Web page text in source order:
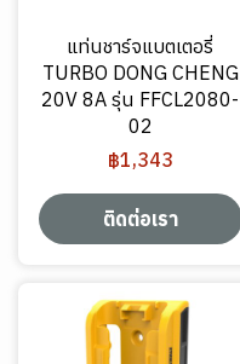
แท่นชาร์จแบตเตอรี่
TURBO DONG CHENG
20V 8A รุ่น FFCL2080-
02
฿1,343
ติดต่อเรา